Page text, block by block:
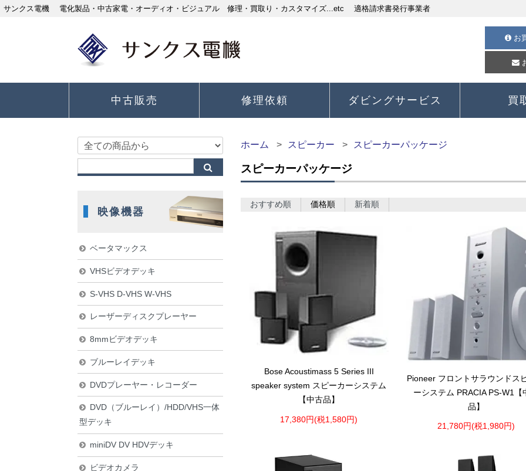
サンクス電機 電化製品・中古家電・オーディオ・ビジュアル 修理・買取り・カスタマイズ...etc 適格請求書発行事業者
お
中古販売 修理依頼 ダビングサービス 買
ホーム スピーカー スピーカーパッケージ
スピーカーパッケージ
おすすめ順 価格順 新着順
Bose Acoustimass 5 Series III
speaker system スピーカーシステム
【中古品】
17,380円(税1,580円)
Pioneer フロントサラウンドス
ーシステム PRACIA PS-W1【
品】
21,780円(税1,980円)
映像機器
ベータマックス
VHSビデオデッキ
S-VHS D-VHS W-VHS
レーザーディスクプレーヤー
8mmビデオデッキ
ブルーレイデッキ
DVDプレーヤー・レコーダー
DVD（ブルーレイ）/HDD/VHS一体
型デッキ
miniDV DV HDVデッキ
ビデオカメラ